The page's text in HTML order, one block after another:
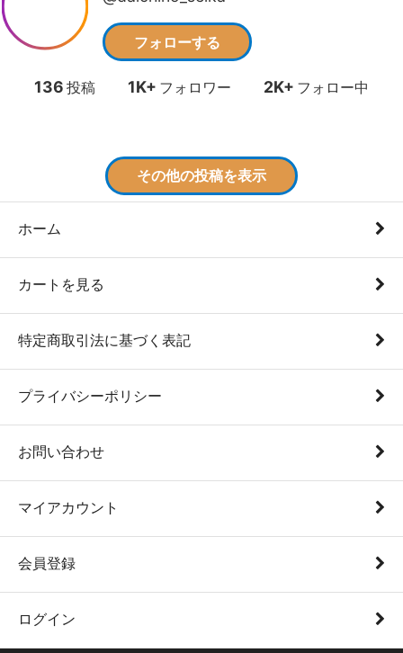
ホーム
カートを見る
特定商取引法に基づく表記
プライバシーポリシー
お問い合わせ
マイアカウント
会員登録
ログイン